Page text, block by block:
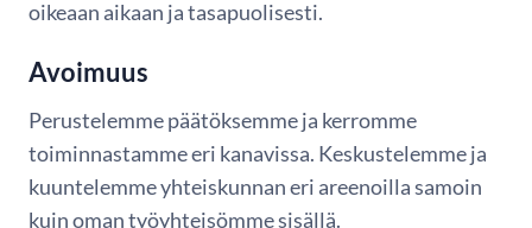
oikeaan aikaan ja tasapuolisesti.
Avoimuus
Perustelemme päätöksemme ja kerromme
toiminnastamme eri kanavissa. Keskustelemme ja
kuuntelemme yhteiskunnan eri areenoilla samoin
kuin oman työyhteisömme sisällä.